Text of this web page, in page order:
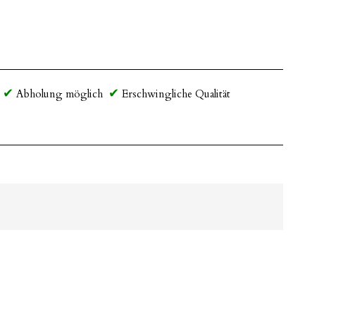
Abholung möglich
Erschwingliche Qualität